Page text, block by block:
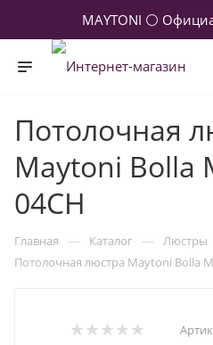
MAYTONI ⚪
Потолочная
Maytoni Bolla
04CH
Главная — Каталог — Люстры
Потолочная люстра Maytoni Bolla